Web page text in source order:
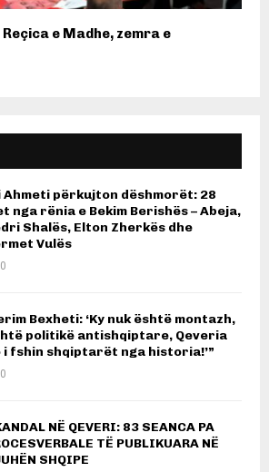
e Madhe, zemra e
Ahmeti përkujton dëshmorët: 28
nga rënia e Bekim Berishës – Abeja,
Shalës, Elton Zherkës dhe
Vulës
0
Bexheti: ‘Ky nuk është montazh,
politikë antishqiptare, Qeveria
i fshin shqiptarët nga historia!’”
0
NË QEVERI: 83 SEANCA PA
TË PUBLIKUARA NË
SHQIPE